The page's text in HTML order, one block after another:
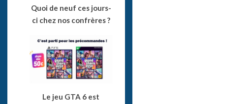
Quoi de neuf ces jours-
ci chez nos confrères ?
Le jeu GTA 6 est